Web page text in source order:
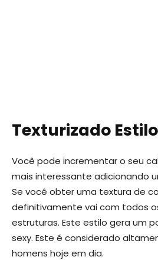
Texturizado Estilo
Você pode incrementar o seu
mais interessante adicionando
Se você obter uma textura de
definitivamente vai com todos
estruturas. Este estilo gera um
sexy. Este é considerado
homens hoje em dia.